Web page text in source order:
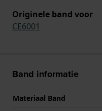
Originele band voor
CE6001
Band informatie
Materiaal Band